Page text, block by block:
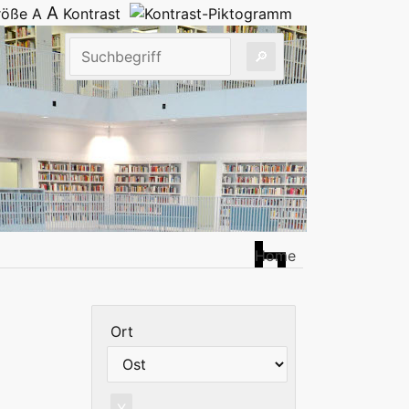
A A Kontrast
Home
Ort